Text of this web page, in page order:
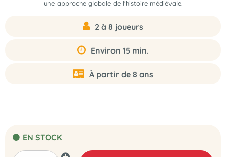
une approche globale de l'histoire médiévale.
2 à 8 joueurs
Environ 15 min.
À partir de 8 ans
EN STOCK